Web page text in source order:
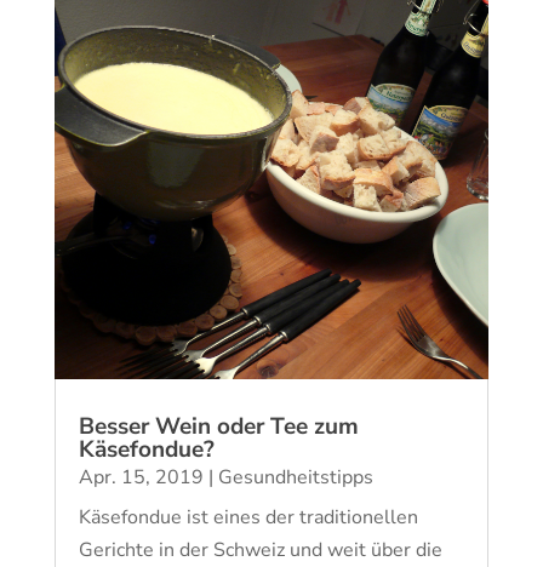
Besser Wein oder Tee zum
Käsefondue?
Apr. 15, 2019 | Gesundheitstipps
Käsefondue ist eines der traditionellen
Gerichte in der Schweiz und weit über die